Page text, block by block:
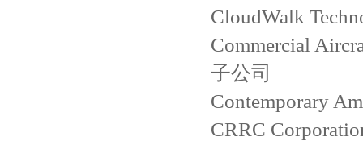
CloudWalk
Commercial
子公司
Contemporary
CRRC